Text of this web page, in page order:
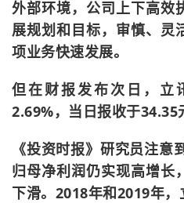
外部环境，公司上下高效
展规划和目标，审慎、灵
项业务快速发展。
但在财报发布次日，立
2.69%，当日报收于34.35
《投资时报》研究员注意
归母净利润仍实现高增长
下滑。2018年和2019年